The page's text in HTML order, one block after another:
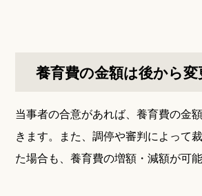
養育費の金額は後から変
当事者の合意があれば、養育費の金
きます。また、調停や審判によって
た場合も、養育費の増額・減額が可能